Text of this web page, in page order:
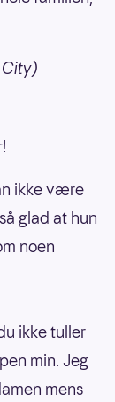
ikke være
glad at hun
noen
ikke tuller
min. Jeg
mens